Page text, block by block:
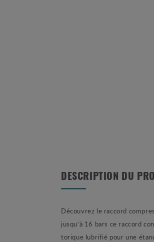
DESCRIPTION DU
Découvrez le raccord
jusqu’à 16 bars ce raccord
torique lubrifié pour une